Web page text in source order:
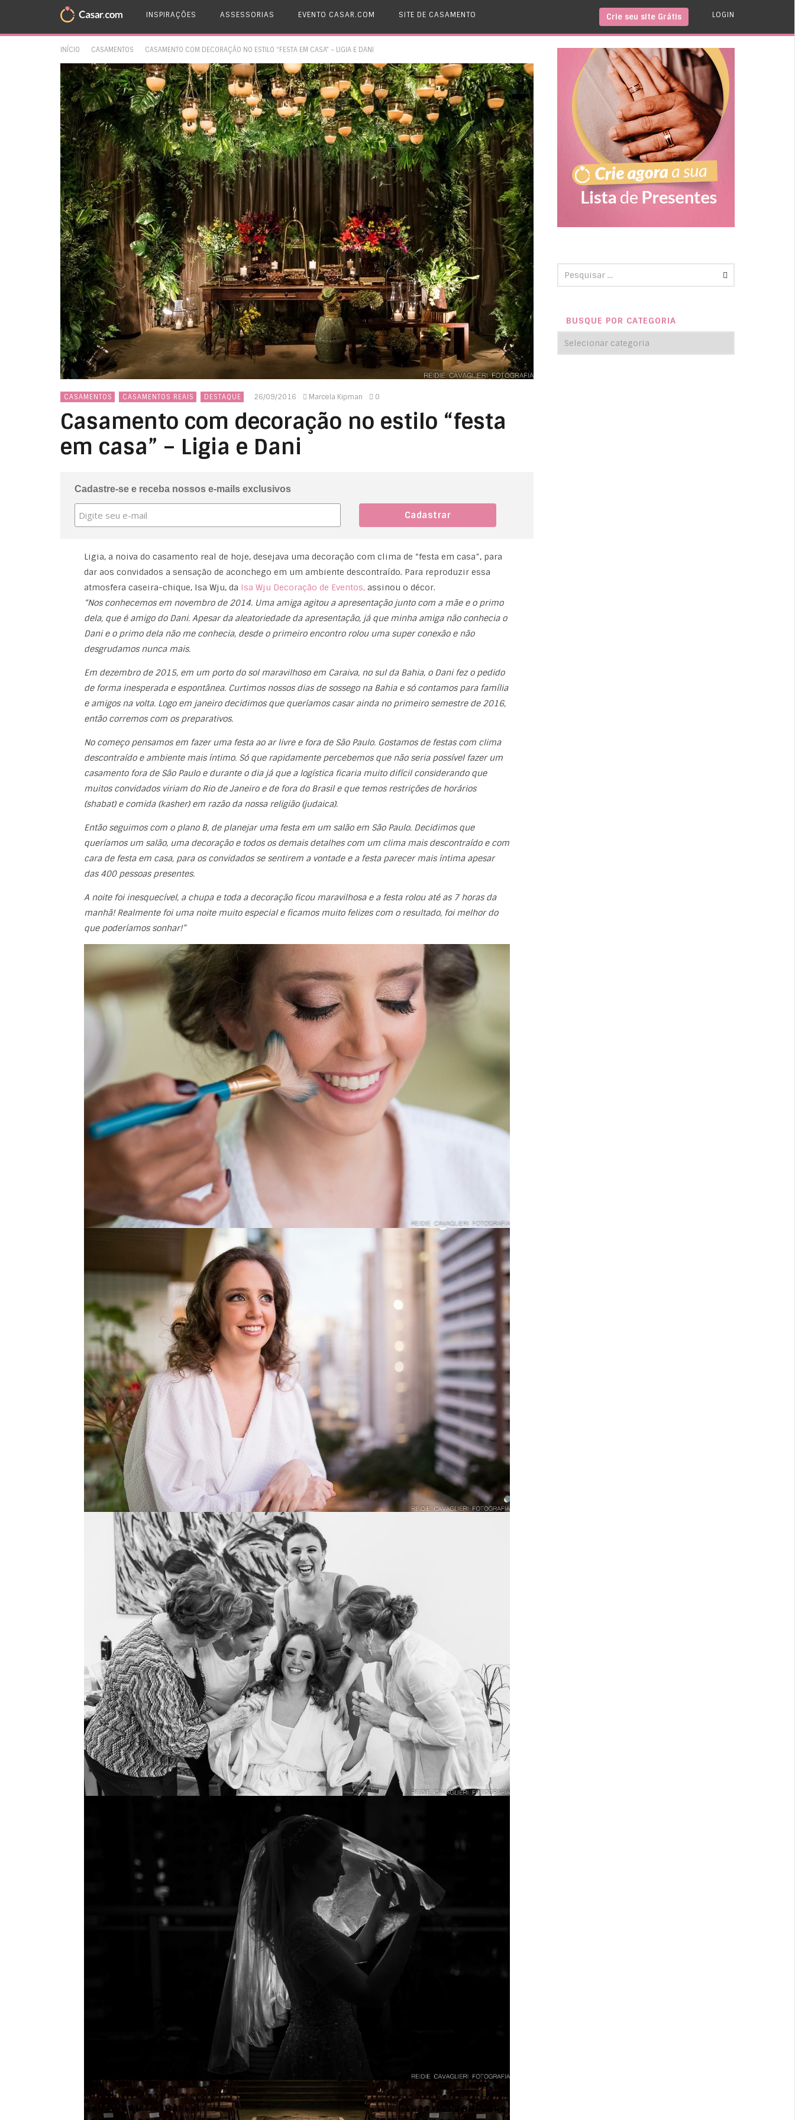
INSPIRAÇÕES ASSESSORIAS EVENTO CASAR.COM SITE DE CASAMENTO LOGIN
Crie seu site Grátis
INÍCIO CASAMENTOS CASAMENTO COM DECORAÇÃO NO ESTILO “FESTA EM CASA” – LIGIA E DANI
CASAMENTOS CASAMENTOS REAIS DESTAQUE 26/09/2016 Marcela Kipman 0
Casamento com decoração no estilo “festa
em casa” – Ligia e Dani
Cadastre-se e receba nossos e-mails exclusivos
Ligia, a noiva do casamento real de hoje, desejava uma decoração com clima de “festa em casa”, para
dar aos convidados a sensação de aconchego em um ambiente descontraído. Para reproduzir essa
atmosfera caseira-chique, Isa Wju, da Isa Wju Decoração de Eventos,assinou o décor.
“Nos conhecemos em novembro de 2014. Uma amiga agitou a apresentação junto com a mãe e o primo
dela, que é amigo do Dani. Apesar da aleatoriedade da apresentação, já que minha amiga não conhecia o
Dani e o primo dela não me conhecia, desde o primeiro encontro rolou uma super conexão e não
desgrudamos nunca mais.
Em dezembro de 2015, em um porto do sol maravilhoso em Caraiva, no sul da Bahia, o Dani fez o pedido
de forma inesperada e espontânea. Curtimos nossos dias de sossego na Bahia e só contamos para família
e amigos na volta. Logo em janeiro decidimos que queríamos casar ainda no primeiro semestre de 2016,
então corremos com os preparativos.
No começo pensamos em fazer uma festa ao ar livre e fora de São Paulo. Gostamos de festas com clima
descontraído e ambiente mais íntimo. Só que rapidamente percebemos que não seria possível fazer um
casamento fora de São Paulo e durante o dia já que a logística ficaria muito difícil considerando que
muitos convidados viriam do Rio de Janeiro e de fora do Brasil e que temos restrições de horários
(shabat) e comida (kasher) em razão da nossa religião (judaica).
Então seguimos com o plano B, de planejar uma festa em um salão em São Paulo. Decidimos que
queríamos um salão, uma decoração e todos os demais detalhes com um clima mais descontraído e com
cara de festa em casa, para os convidados se sentirem a vontade e a festa parecer mais íntima apesar
das 400 pessoas presentes.
A noite foi inesquecível, a chupa e toda a decoração ficou maravilhosa e a festa rolou até as 7 horas da
manhã! Realmente foi uma noite muito especial e ficamos muito felizes com o resultado, foi melhor do
que poderíamos sonhar!”
BUSQUE POR CATEGORIA